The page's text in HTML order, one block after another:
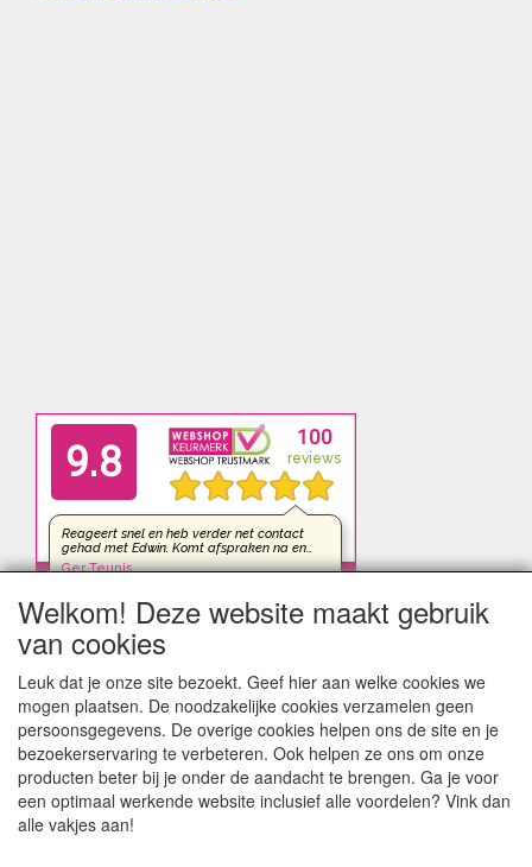
Welkom! Deze website maakt gebruik
van cookies
Leuk dat je onze site bezoekt. Geef hier aan welke cookies we
mogen plaatsen. De noodzakelijke cookies verzamelen geen
persoonsgegevens. De overige cookies helpen ons de site en je
bezoekerservaring te verbeteren. Ook helpen ze ons om onze
producten beter bij je onder de aandacht te brengen. Ga je voor
een optimaal werkende website inclusief alle voordelen? Vink dan
alle vakjes aan!